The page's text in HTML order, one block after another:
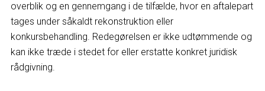
overblik og en gennemgang i de tilfælde, hvor en aftalepart
tages under såkaldt rekonstruktion eller
konkursbehandling. Redegørelsen er ikke udtømmende og
kan ikke træde i stedet for eller erstatte konkret juridisk
rådgivning.